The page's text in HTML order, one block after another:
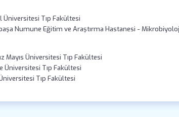
Üniversitesi Tıp Fakültesi
Numune Eğitim ve Araştırma Hastanesi -
Mayıs Üniversitesi Tıp Fakültesi
Üniversitesi Tıp Fakültesi
Tıp Fakültesi